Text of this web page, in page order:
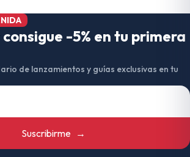
-5% en tu primera
de lanzamientos y guías exclusivas en tu
Suscribirme →